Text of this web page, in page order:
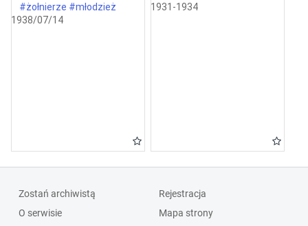
#żołnierze #młodzież
1938/07/14
Częstochowie
1931-1934
Zostań archiwistą
O serwisie
Rejestracja
Mapa strony